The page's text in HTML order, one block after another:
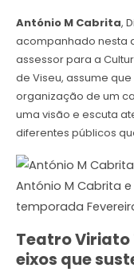
António M Cabrita,
acompanhado nesta
assessor para a
de Viseu, assume
organização de um
uma visão e escuta
diferentes públicos
António M Cabrita
temporada
Teatro Viriato
eixos que